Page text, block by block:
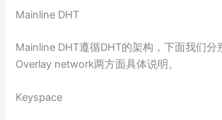
Mainline DHT
Mainline DHT遵循DHT的架构，下面我们分
Overlay network两方面具体说明。
Keyspace